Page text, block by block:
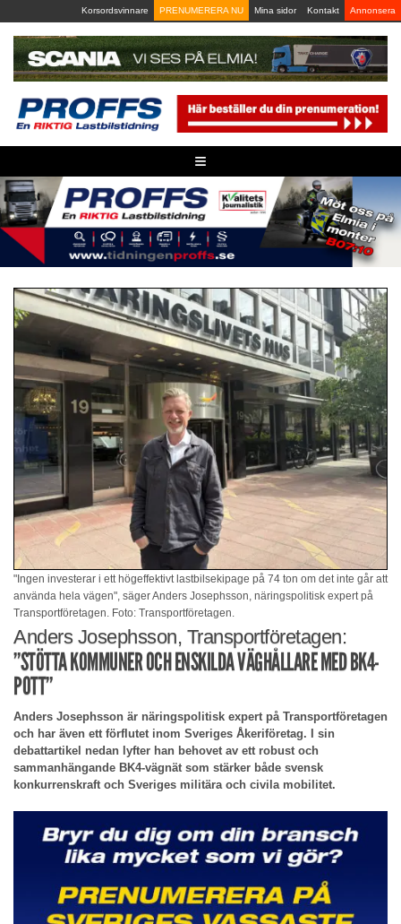
to
content
Korsordsvinnare PRENUMERERA NU Mina sidor Kontakt Annonsera
≡
"Ingen investerar i ett högeffektivt lastbilsekipage på 74 ton om det inte går att
använda hela vägen", säger Anders Josephsson, näringspolitisk expert på
Transportföretagen. Foto: Transportföretagen.
Anders Josephsson, Transportföretagen:
”STÖTTA KOMMUNER OCH ENSKILDA VÄGHÅLLARE MED BK4-
POTT”
Anders Josephsson är näringspolitisk expert på Transportföretagen
och har även ett förflutet inom Sveriges Åkeriföretag. I sin
debattartikel nedan lyfter han behovet av ett robust och
sammanhängande BK4-vägnät som stärker både svensk
konkurrenskraft och Sveriges militära och civila mobilitet.